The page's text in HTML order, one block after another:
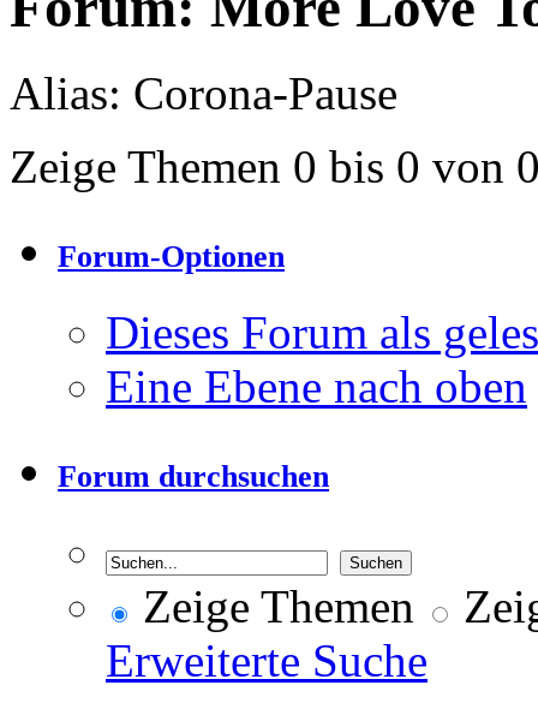
Alias: Corona-Pause
Zeige Themen 0 bis 0 von
Forum-Optionen
Dieses Forum als
Eine Ebene nach oben
Forum durchsuchen
Zeige Themen
Erweiterte Suche